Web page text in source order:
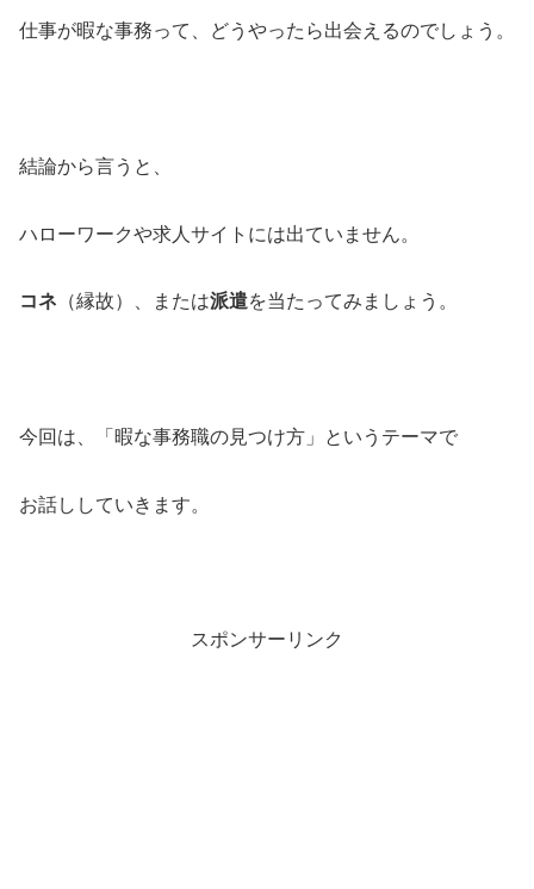
仕事が暇な事務って、どうやったら出会えるのでしょう。
結論から言うと、
ハローワークや求人サイトには出ていません。
コネ （縁故）、または派遣を当たってみましょう。
今回は、「暇な事務職の見つけ方」というテーマで
お話ししていきます。
スポンサーリンク